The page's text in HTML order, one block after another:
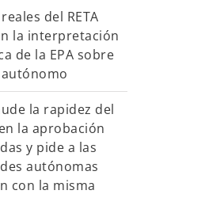
del RETA
la interpretación
de la EPA sobre
la rapidez del
la aprobación
y pide a las
autónomas
con la misma